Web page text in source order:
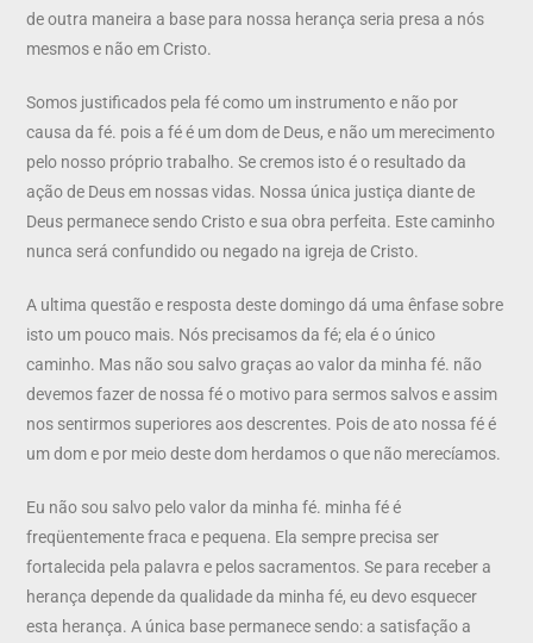
de outra maneira a base para nossa herança seria presa a nós
mesmos e não em Cristo.
Somos justificados pela fé como um instrumento e não por
causa da fé. pois a fé é um dom de Deus, e não um merecimento
pelo nosso próprio trabalho. Se cremos isto é o resultado da
ação de Deus em nossas vidas. Nossa única justiça diante de
Deus permanece sendo Cristo e sua obra perfeita. Este caminho
nunca será confundido ou negado na igreja de Cristo.
A ultima questão e resposta deste domingo dá uma ênfase sobre
isto um pouco mais. Nós precisamos da fé; ela é o único
caminho. Mas não sou salvo graças ao valor da minha fé. não
devemos fazer de nossa fé o motivo para sermos salvos e assim
nos sentirmos superiores aos descrentes. Pois de ato nossa fé é
um dom e por meio deste dom herdamos o que não merecíamos.
Eu não sou salvo pelo valor da minha fé. minha fé é
freqüentemente fraca e pequena. Ela sempre precisa ser
fortalecida pela palavra e pelos sacramentos. Se para receber a
herança depende da qualidade da minha fé, eu devo esquecer
esta herança. A única base permanece sendo: a satisfação a